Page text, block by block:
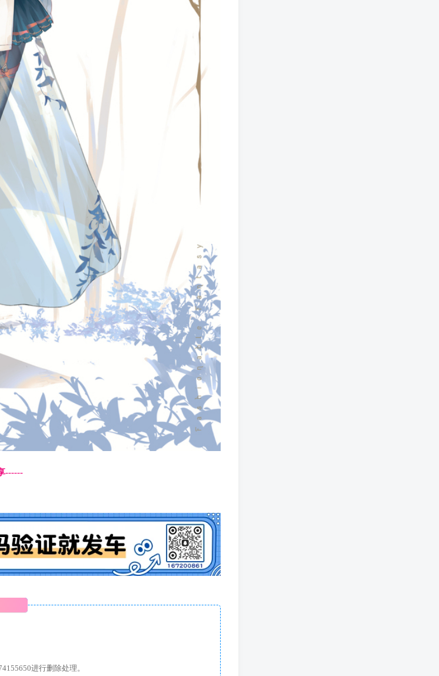
------
进行删除处理。